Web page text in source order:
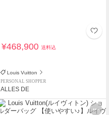
¥468,900送料込
Louis Vuitton
PERSONAL SHOPPER
ALLES DE